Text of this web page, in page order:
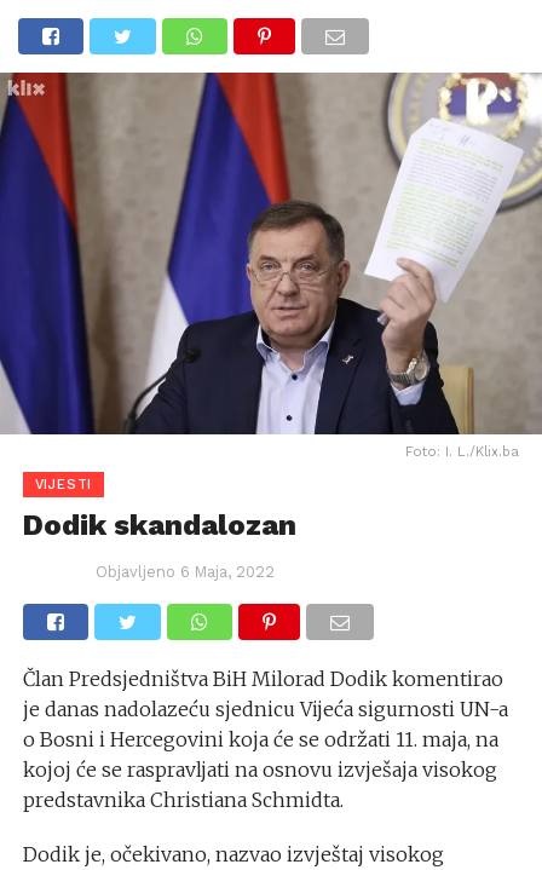
Foto: I. L./Klix.ba
VIJESTI
Dodik skandalozan
Objavljeno 6 Maja, 2022
Član Predsjedništva BiH Milorad Dodik komentirao
je danas nadolazeću sjednicu Vijeća sigurnosti UN-a
o Bosni i Hercegovini koja će se održati 11. maja, na
kojoj će se raspravljati na osnovu izvješaja visokog
predstavnika Christiana Schmidta.
Dodik je, očekivano, nazvao izvještaj visokog